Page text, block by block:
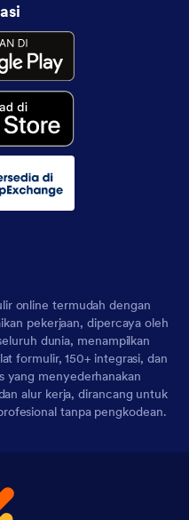
online termudah dengan
pekerjaan, dipercaya oleh
dunia, menampilkan
formulir, 150+ integrasi, dan
yang menyederhanakan
alur kerja, dirancang untuk
tanpa pengkodean.